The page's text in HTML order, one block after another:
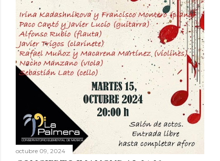
octubre 09, 2024